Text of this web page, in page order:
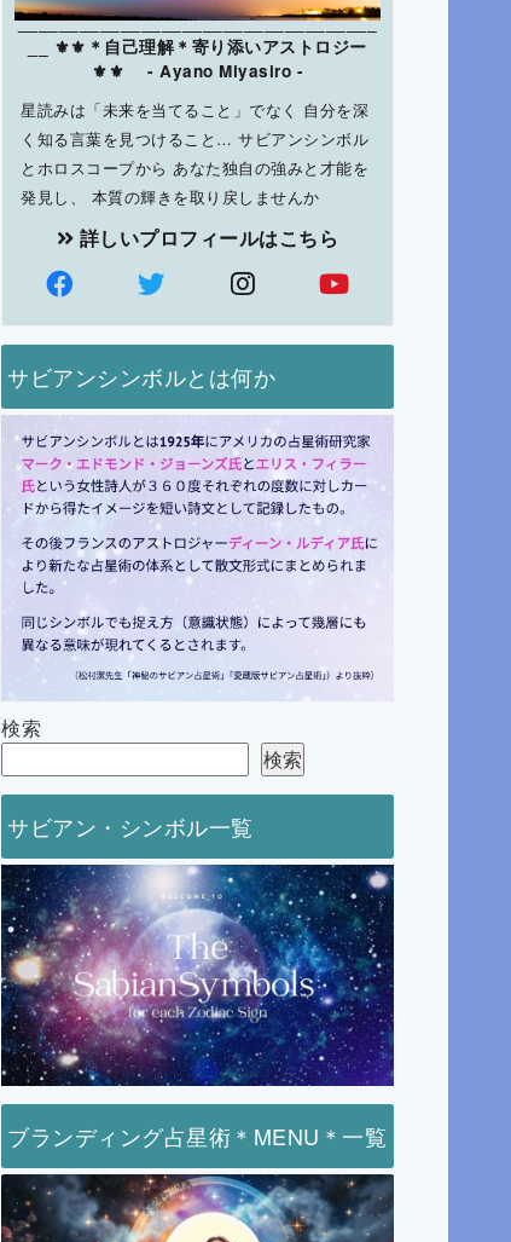
___________________________________
__ ⚜⚜＊自己理解＊寄り添いアストロジー
⚜⚜ - Ayano Miyasiro -
星読みは「未来を当てること」でなく 自分を深
く知る言葉を見つけること… サビアンシンボル
とホロスコープから あなた独自の強みと才能を
発見し、 本質の輝きを取り戻しませんか
詳しいプロフィールはこちら
サビアンシンボルとは何か
検索
検索
サビアン・シンボル一覧
ブランディング占星術＊MENU＊一覧